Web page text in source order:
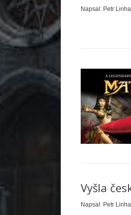
Napsal: Petr
Vyšla
Napsal: Petr